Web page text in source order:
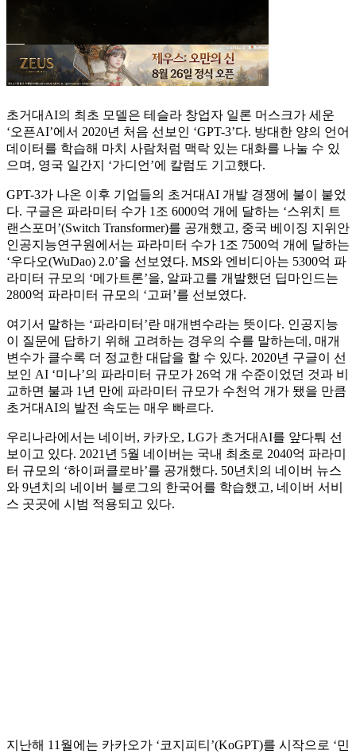
초거대AI의 최초 모델은 테슬라 창업자 일론 머스크가 세운
‘오픈AI’에서 2020년 처음 선보인 ‘GPT-3’다. 방대한 양의 언어
데이터를 학습해 마치 사람처럼 맥락 있는 대화를 나눌 수 있
으며, 영국 일간지 ‘가디언’에 칼럼도 기고했다.
GPT-3가 나온 이후 기업들의 초거대AI 개발 경쟁에 불이 붙었
다. 구글은 파라미터 수가 1조 6000억 개에 달하는 ‘스위치 트
랜스포머’(Switch Transformer)를 공개했고, 중국 베이징 지위안
인공지능연구원에서는 파라미터 수가 1조 7500억 개에 달하는
‘우다오(WuDao) 2.0’을 선보였다. MS와 엔비디아는 5300억 파
라미터 규모의 ‘메가트론’을, 알파고를 개발했던 딥마인드는
2800억 파라미터 규모의 ‘고퍼’를 선보였다.
여기서 말하는 ‘파라미터’란 매개변수라는 뜻이다. 인공지능
이 질문에 답하기 위해 고려하는 경우의 수를 말하는데, 매개
변수가 클수록 더 정교한 대답을 할 수 있다. 2020년 구글이 선
보인 AI ‘미나’의 파라미터 규모가 26억 개 수준이었던 것과 비
교하면 불과 1년 만에 파라미터 규모가 수천억 개가 됐을 만큼
초거대AI의 발전 속도는 매우 빠르다.
우리나라에서는 네이버, 카카오, LG가 초거대AI를 앞다퉈 선
보이고 있다. 2021년 5월 네이버는 국내 최초로 2040억 파라미
터 규모의 ‘하이퍼클로바’를 공개했다. 50년치의 네이버 뉴스
와 9년치의 네이버 블로그의 한국어를 학습했고, 네이버 서비
스 곳곳에 시범 적용되고 있다.
지난해 11월에는 카카오가 ‘코지피티’(KoGPT)를 시작으로 ‘민